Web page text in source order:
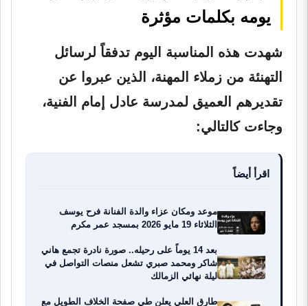
يومه بكلمات مؤثرة
شهدت هذه المناسبة اليوم تدفقاً لرسائل
التهنئة من زملاء المهنة، الذين عبروا عن
تقديرهم العميق لمدرسة عادل إمام الفنية،
وجاءت كالتالي:
اقرأ أيضاً
موعد ومكان عزاء والدة الفنانة فرح يوسف
الثلاثاء 19 مايو 2026 بمسجد عمر مكرم
بعد 14 يوماً على رحيله.. صورة نادرة تجمع هاني
شاكر ومحمد صبري تشعل منصات التواصل في
ليلة نهائي الزمالك
طارق العلي يعلن طي صفحة الخلاف الطويل مع